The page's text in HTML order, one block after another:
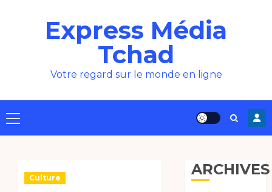
Express Média
Tchad
Votre regard sur le monde en ligne
Menu
principal
Culture ARCHIVES